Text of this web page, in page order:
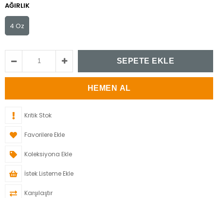
AĞIRLIK
4 Oz
Kritik Stok
Favorilere Ekle
Koleksiyona Ekle
İstek Listeme Ekle
Karşılaştır